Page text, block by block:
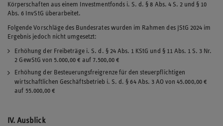
Körperschaften aus einem Investmentfonds i. S. d. § 8 Abs. 4 S. 2 und § 10
Abs. 6 InvStG überarbeitet.
Folgende Vorschläge des Bundesrates wurden im Rahmen des JStG 2024 im
Ergebnis jedoch nicht umgesetzt:
Erhöhung der Freibeträge i. S. d. § 24 Abs. 1 KStG und § 11 Abs. 1 S. 3 Nr.
2 GewStG von 5.000,00 € auf 7.500,00 €
Erhöhung der Besteuerungsfreigrenze für den steuerpflichtigen
wirtschaftlichen Geschäftsbetrieb i. S. d. § 64 Abs. 3 AO von 45.000,00 €
auf 55.000,00 €
IV. Ausblick